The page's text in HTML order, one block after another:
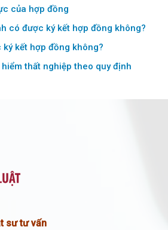
của hợp đồng
có được ký kết hợp đồng không?
kết hợp đồng không?
thất nghiệp theo quy định
sư tư vấn